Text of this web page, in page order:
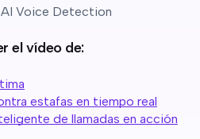
Voice Detection
el vídeo de:
estafas en tiempo real
de llamadas en acción